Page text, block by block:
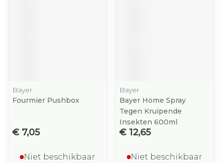
Bayer
Fourmier Pushbox
€ 7,05
Niet beschikbaar
Bayer
Bayer Home Spray
Tegen Kruipende
Insekten 600ml
€ 12,65
Niet beschikbaar